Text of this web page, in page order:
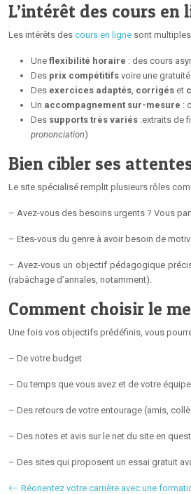
L’intérêt des cours en
Les intérêts des cours en ligne sont
Une flexibilité horaire : des cours
Des prix compétitifs voire une
Des exercices adaptés, corrigés et
Un accompagnement sur-mesure :
Des supports très variés :extraits de
prononciation)
Bien cibler ses
Le site spécialisé remplit plusieurs rôles
– Avez-vous des besoins urgents ? Vous
– Etes-vous du genre à avoir besoin de
– Avez-vous un objectif pédagogique
(rabâchage d’annales, notamment).
Comment choisir le
Une fois vos objectifs prédéfinis, vous
– De votre budget
– Du temps que vous avez et de votre
– Des retours de votre entourage (amis,
– Des notes et avis sur le net du site en
– Des sites qui proposent un essai gratuit
Réorientez votre carrière avec une